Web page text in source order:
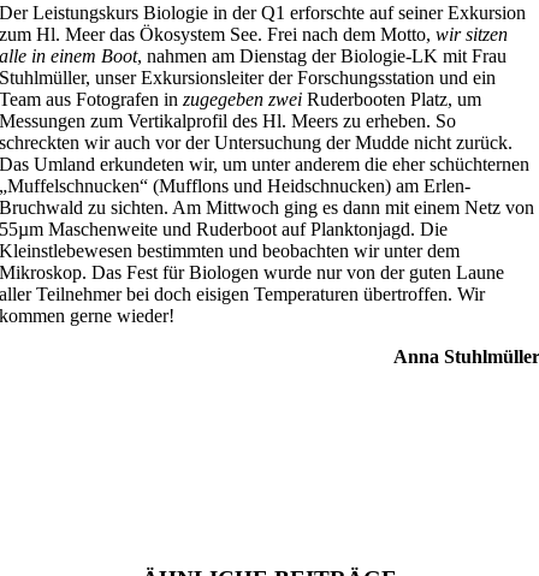
Der Leistungskurs Biologie in der Q1 erforschte auf seiner Exkursion
zum Hl. Meer das Ökosystem See. Frei nach dem Motto,wir sitzen
alle in einem Boot, nahmen am Dienstag der Biologie-LK mit Frau
Stuhlmüller, unser Exkursionsleiter der Forschungsstation und ein
Team aus Fotografen inzugegeben zwei Ruderbooten Platz, um
Messungen zum Vertikalprofil des Hl. Meers zu erheben. So
schreckten wir auch vor der Untersuchung der Mudde nicht zurück.
Das Umland erkundeten wir, um unter anderem die eher schüchternen
„Muffelschnucken“ (Mufflons und Heidschnucken) am Erlen-
Bruchwald zu sichten. Am Mittwoch ging es dann mit einem Netz von
55µm Maschenweite und Ruderboot auf Planktonjagd. Die
Kleinstlebewesen bestimmten und beobachten wir unter dem
Mikroskop. Das Fest für Biologen wurde nur von der guten Laune
aller Teilnehmer bei doch eisigen Temperaturen übertroffen. Wir
kommen gerne wieder!
Anna Stuhlmüller